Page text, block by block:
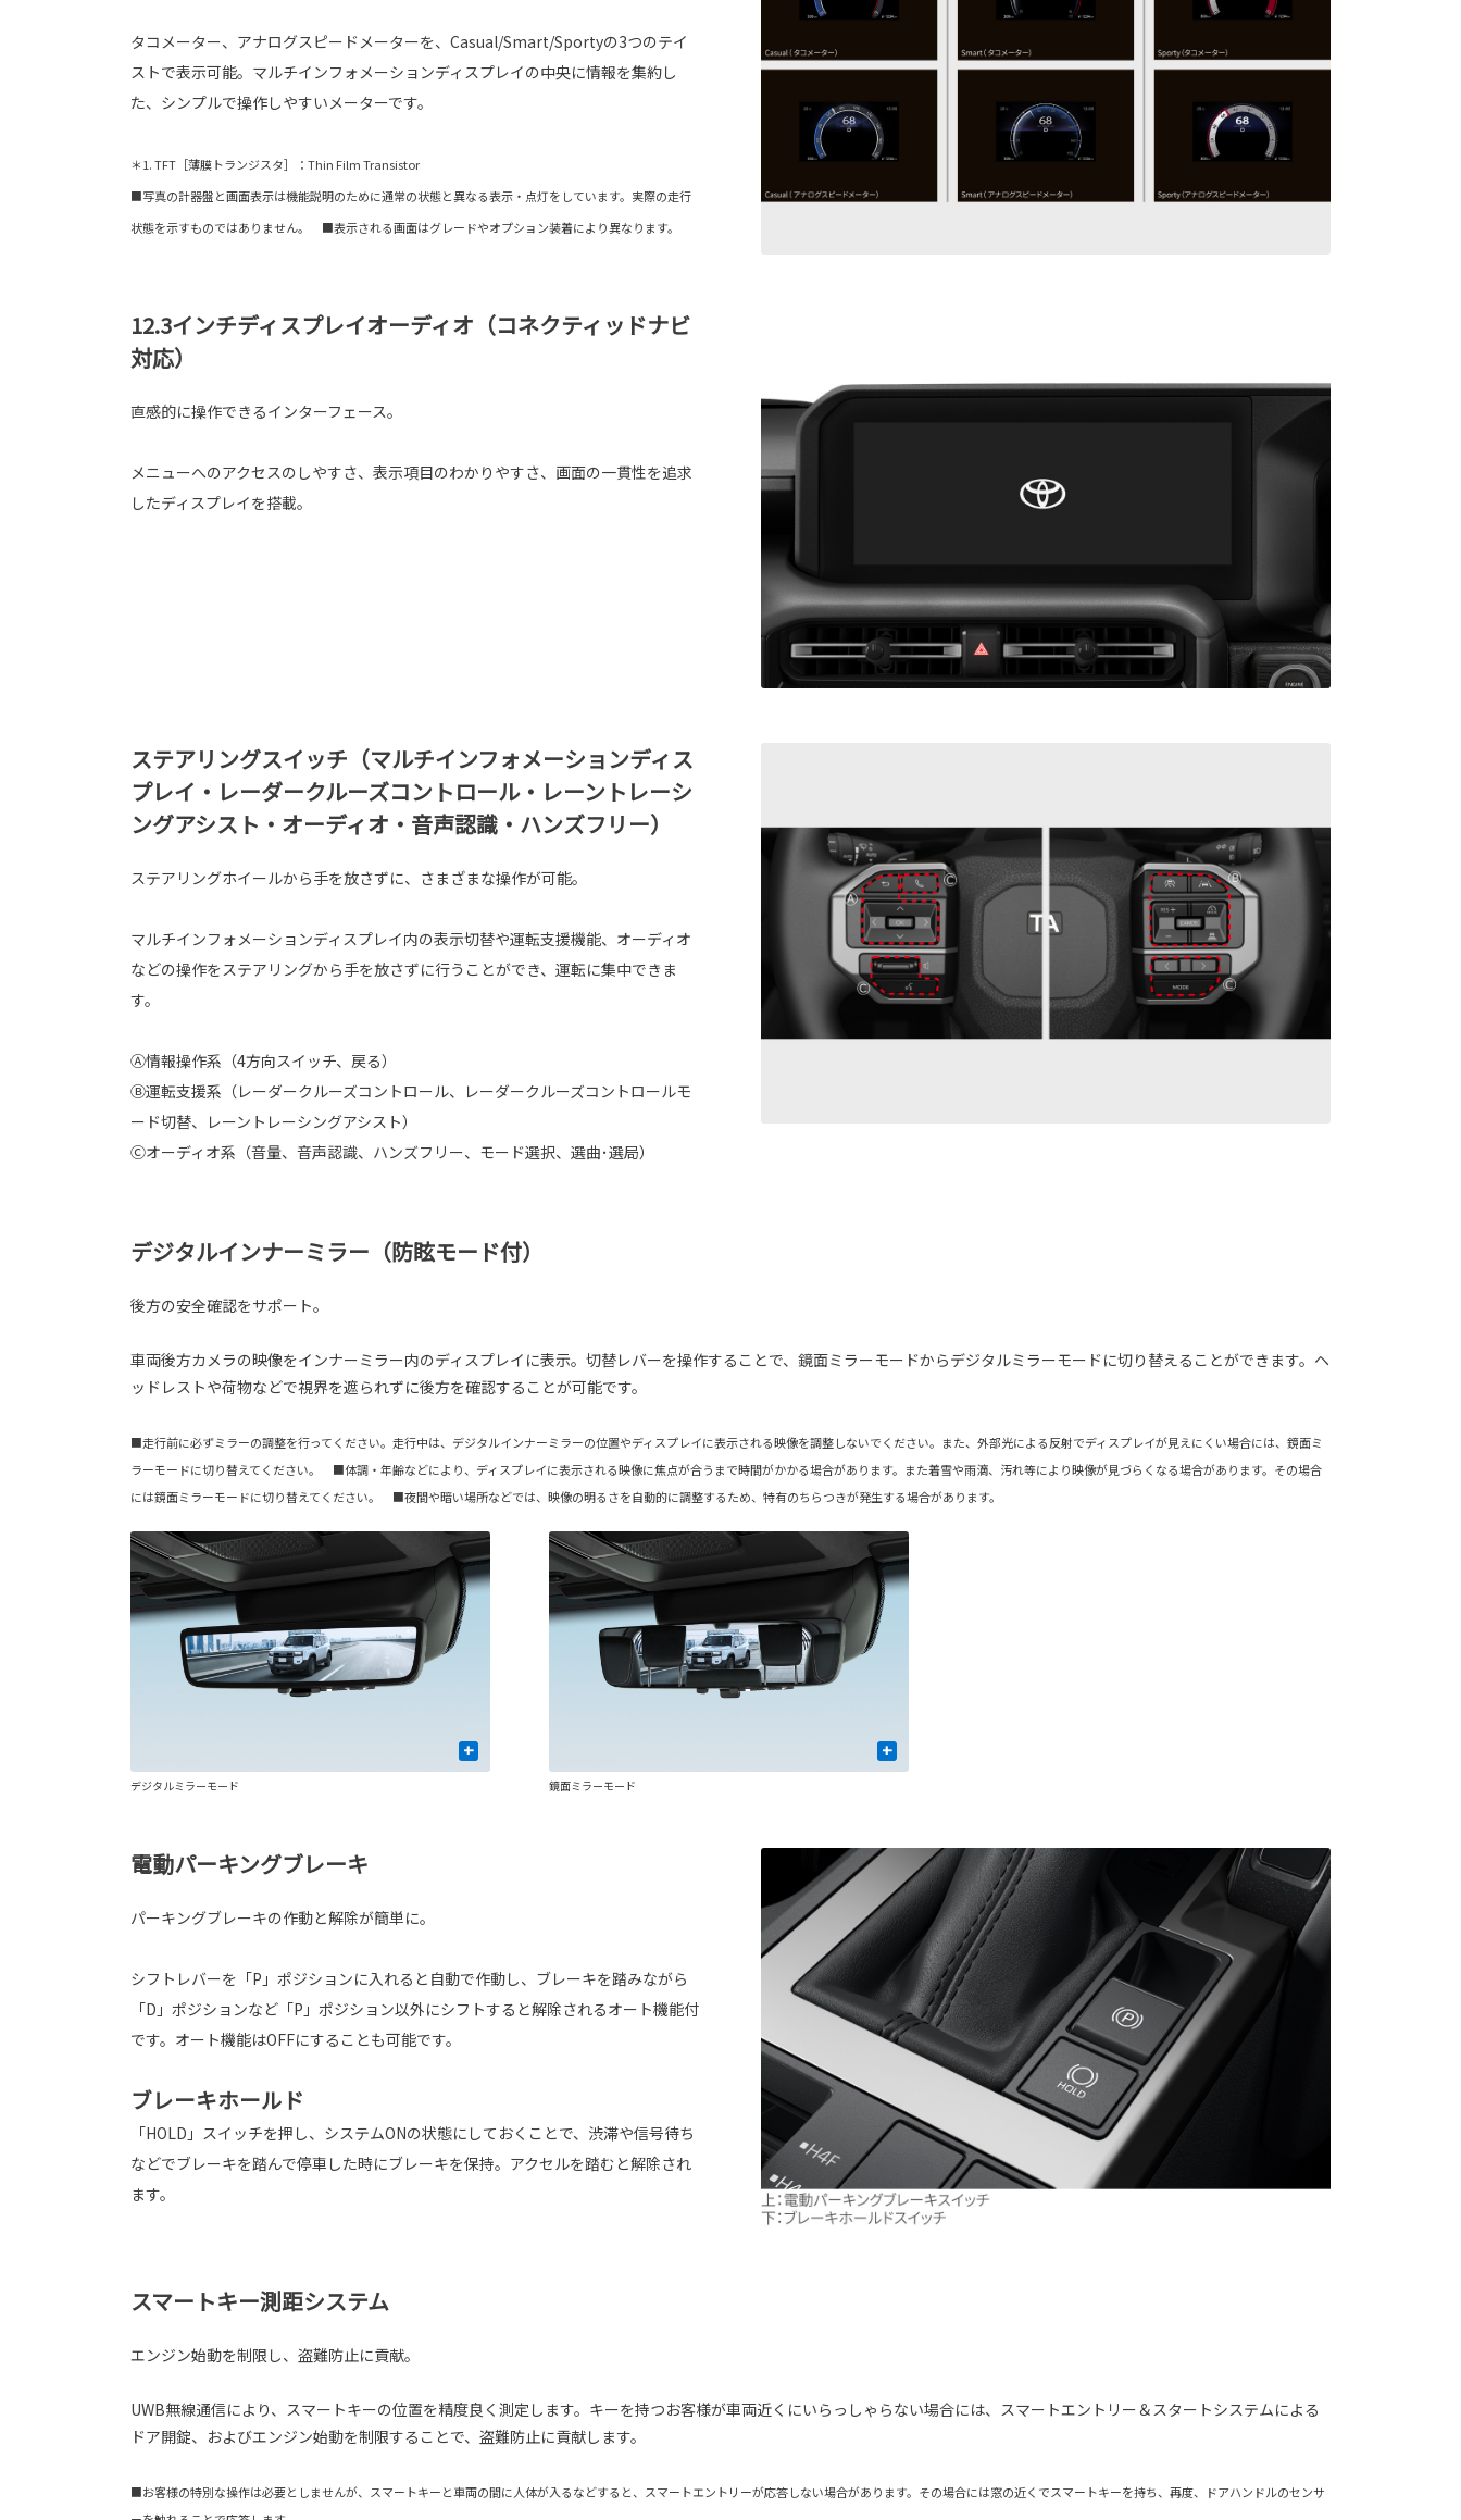
タコメーター、アナログスピードメーターを、Casual/Smart/Sportyの3つのテイ
ストで表示可能。マルチインフォメーションディスプレイの中央に情報を集約し
た、シンプルで操作しやすいメーターです。
＊1. TFT［薄膜トランジスタ］：Thin Film Transistor
■写真の計器盤と画面表示は機能説明のために通常の状態と異なる表示・点灯をしています。実際の走行
状態を示すものではありません。 ■表示される画面はグレードやオプション装着により異なります。
12.3インチディスプレイオーディオ（コネクティッドナビ
対応）
直感的に操作できるインターフェース。
メニューへのアクセスのしやすさ、表示項目のわかりやすさ、画面の一貫性を追求
したディスプレイを搭載。
ステアリングスイッチ（マルチインフォメーションディス
プレイ・レーダークルーズコントロール・レーントレーシ
ングアシスト・オーディオ・音声認識・ハンズフリー）
ステアリングホイールから手を放さずに、さまざまな操作が可能。
マルチインフォメーションディスプレイ内の表示切替や運転支援機能、オーディオ
などの操作をステアリングから手を放さずに行うことができ、運転に集中できま
す。
Ⓐ情報操作系（4方向スイッチ、戻る）
Ⓑ運転支援系（レーダークルーズコントロール、レーダークルーズコントロールモ
ード切替、レーントレーシングアシスト）
Ⓒオーディオ系（音量、音声認識、ハンズフリー、モード選択、選曲･選局）
デジタルインナーミラー（防眩モード付）
後方の安全確認をサポート。
車両後方カメラの映像をインナーミラー内のディスプレイに表示。切替レバーを操作することで、鏡面ミラーモードからデジタルミラーモードに切り替えることができます。ヘ
ッドレストや荷物などで視界を遮られずに後方を確認することが可能です。
■走行前に必ずミラーの調整を行ってください。走行中は、デジタルインナーミラーの位置やディスプレイに表示される映像を調整しないでください。また、外部光による反射でディスプレイが見えにくい場合には、鏡面ミ
ラーモードに切り替えてください。 ■体調・年齢などにより、ディスプレイに表示される映像に焦点が合うまで時間がかかる場合があります。また着雪や雨滴、汚れ等により映像が見づらくなる場合があります。その場合
には鏡面ミラーモードに切り替えてください。 ■夜間や暗い場所などでは、映像の明るさを自動的に調整するため、特有のちらつきが発生する場合があります。
+
デジタルミラーモード
+
鏡面ミラーモード
電動パーキングブレーキ
パーキングブレーキの作動と解除が簡単に。
シフトレバーを「P」ポジションに入れると自動で作動し、ブレーキを踏みながら
「D」ポジションなど「P」ポジション以外にシフトすると解除されるオート機能付
です。オート機能はOFFにすることも可能です。
ブレーキホールド
「HOLD」スイッチを押し、システムONの状態にしておくことで、渋滞や信号待ち
などでブレーキを踏んで停車した時にブレーキを保持。アクセルを踏むと解除され
ます。
スマートキー測距システム
エンジン始動を制限し、盗難防止に貢献。
UWB無線通信により、スマートキーの位置を精度良く測定します。キーを持つお客様が車両近くにいらっしゃらない場合には、スマートエントリー＆スタートシステムによる
ドア開錠、およびエンジン始動を制限することで、盗難防止に貢献します。
■お客様の特別な操作は必要としませんが、スマートキーと車両の間に人体が入るなどすると、スマートエントリーが応答しない場合があります。その場合には窓の近くでスマートキーを持ち、再度、ドアハンドルのセンサ